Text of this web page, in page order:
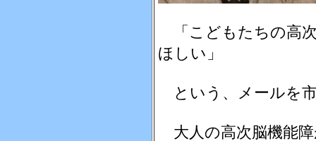
「こどもたちの高
ほしい」
という、メールを
大人の高次脳機能